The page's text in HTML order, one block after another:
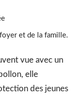
et de la famille.
vue avec un
elle
des jeunes